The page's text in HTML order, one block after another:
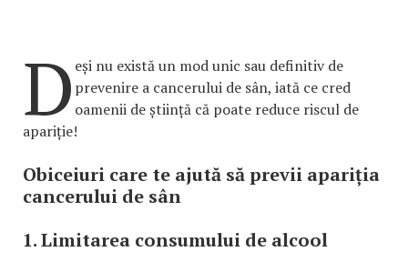
D eși nu există un mod unic sau definitiv de
prevenire a cancerului de sân, iată ce cred
oamenii de știință că poate reduce riscul de
apariție!
Obiceiuri care te ajută să previi apariția
cancerului de sân
1. Limitarea consumului de alcool